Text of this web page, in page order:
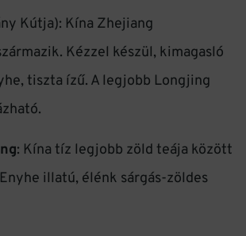
Kútja): Kína Zhejiang
Kézzel készül, kimagasló
tiszta ízű. A legjobb Longjing
: Kína tíz legjobb zöld teája között
illatú, élénk sárgás-zöldes